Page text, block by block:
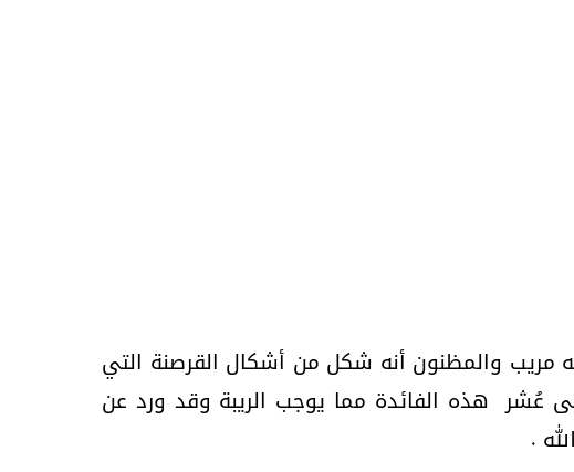
مريب والمظنون أنه شكل من أشكال القرصنة التي
عُشر هذه الفائدة مما يوجب الريبة وقد ورد عن
.